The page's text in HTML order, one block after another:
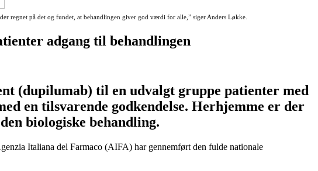
regnet på det og fundet, at behandlingen giver god værdi for alle,” siger Anders Løkke.
adgang til behandlingen
(dupilumab) til en udvalgt gruppe patienter med
en tilsvarende godkendelse. Herhjemme er der
biologiske behandling.
Italiana del Farmaco (AIFA) har gennemført den fulde nationale